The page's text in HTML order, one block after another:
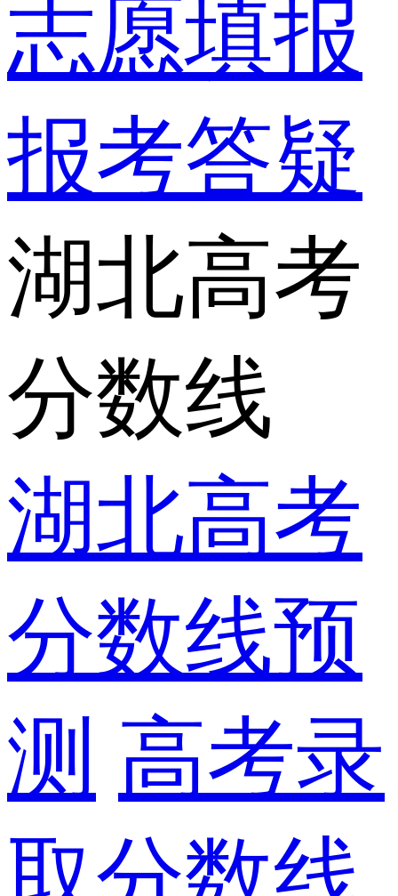
志愿填报
报考答疑
湖北高考
分数线
湖北高考
分数线预
测 高考录